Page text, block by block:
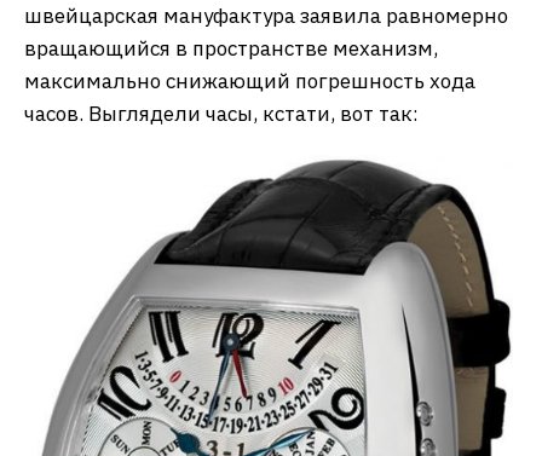
швейцарская мануфактура заявила равномерно
вращающийся в пространстве механизм,
максимально снижающий погрешность хода
часов. Выглядели часы, кстати, вот так: